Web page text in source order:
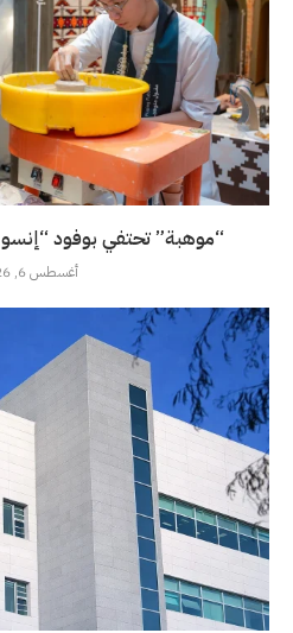
“موهبة” تحتفي بوفود “إنسو 2026” في ليلة عالمية
أغسطس 6, 2026